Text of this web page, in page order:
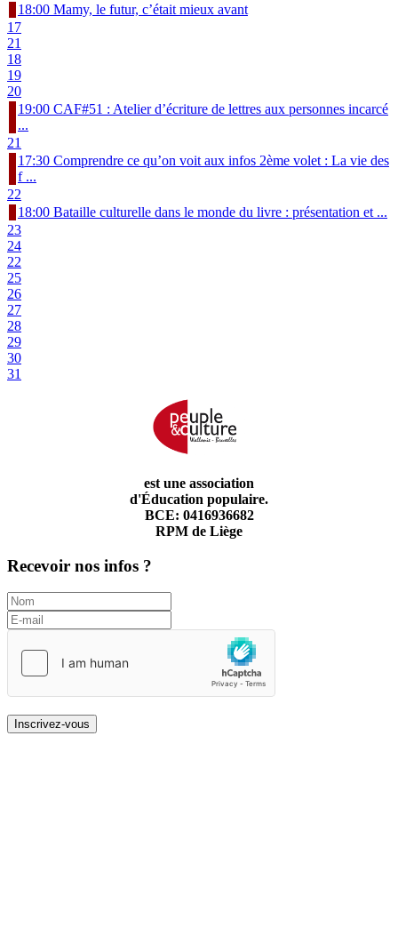
18:00 Mamy, le futur, c’était mieux avant
17
21
18
19
20
19:00 CAF#51 : Atelier d’écriture de lettres aux personnes incarcé
...
21
17:30 Comprendre ce qu’on voit aux infos 2ème volet : La vie des
f ...
22
18:00 Bataille culturelle dans le monde du livre : présentation et ...
23
24
22
25
26
27
28
29
30
31
est une association
d'Éducation populaire.
BCE: 0416936682
RPM de Liège
Recevoir nos infos ?
Inscrivez-vous